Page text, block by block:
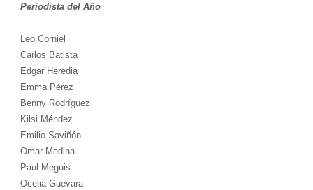
Periodista del Año
Leo Corniel
Carlos Batista
Edgar Heredia
Emma Pérez
Benny Rodríguez
Kilsi Méndez
Emilio Saviñón
Omar Medina
Paul Meguis
Ocelia Guevara